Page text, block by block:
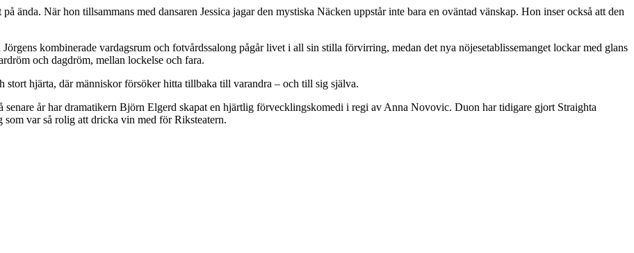
ända. När hon tillsammans med dansaren Jessica jagar den mystiska Näcken uppstår inte bara en oväntad vänskap. Hon inser också att den
kombinerade vardagsrum och fotvårdssalong pågår livet i all sin stilla förvirring, medan det nya nöjesetablissemanget lockar med glans
och dagdröm, mellan lockelse och fara.
hjärta, där människor försöker hitta tillbaka till varandra – och till sig själva.
senare år har dramatikern Björn Elgerd skapat en hjärtlig förvecklingskomedi i regi av Anna Novovic. Duon har tidigare gjort Straighta
som var så rolig att dricka vin med för Riksteatern.